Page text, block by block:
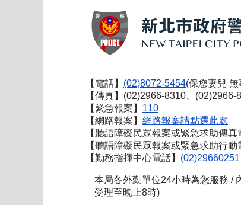
【電話】 (02)8072-5454(保您妻兒 無
【傳真】(02)2966-8310、(02)2966-
【緊急報案】 110
【網路報案】 網路報案請點選此處
【聽語障礙民眾報案或緊急求助傳真
【聽語障礙民眾報案或緊急求助行
【勤務指揮中心電話】 (02)29660251
本局各外勤單位24小時為您服務 /
受理至晚上8時)